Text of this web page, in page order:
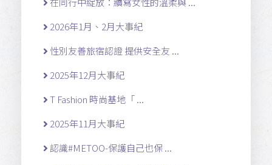
2026年1月、2月大事紀
性別友善旅宿認證 提供安全友 ...
2025年12月大事紀
T Fashion 時尚基地「 ...
2025年11月大事紀
認識#METOO-保護自己也保 ...